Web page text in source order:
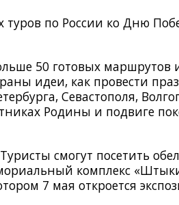
туров по России ко Дню
50 готовых маршрутов
идеи, как провести
Севастополя,
Родины и подвиге
смогут посетить
комплекс
7 мая откроется